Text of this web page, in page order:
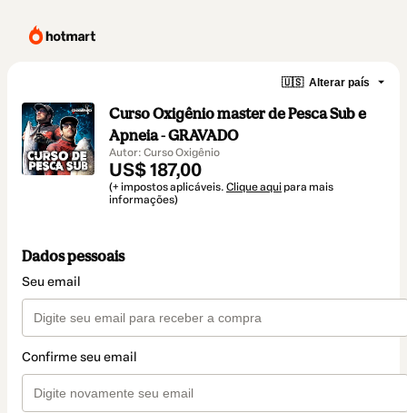
🇺🇸 Alterar país
Curso Oxigênio master de Pesca Sub e
Apneia - GRAVADO
Autor: Curso Oxigênio
US$ 187,00
(+ impostos aplicáveis. Clique aqui para mais
informações)
Dados pessoais
Seu email
Confirme seu email